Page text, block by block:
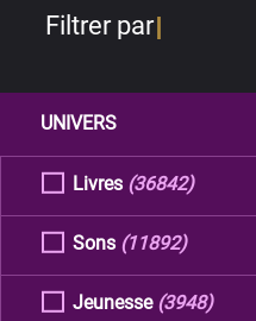
Filtrer par
UNIVERS
Livres (36842)
Sons (11892)
Jeunesse (3948)